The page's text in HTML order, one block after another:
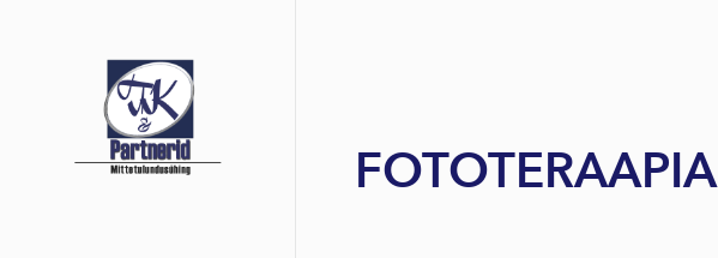
FOTOTERAAPIA